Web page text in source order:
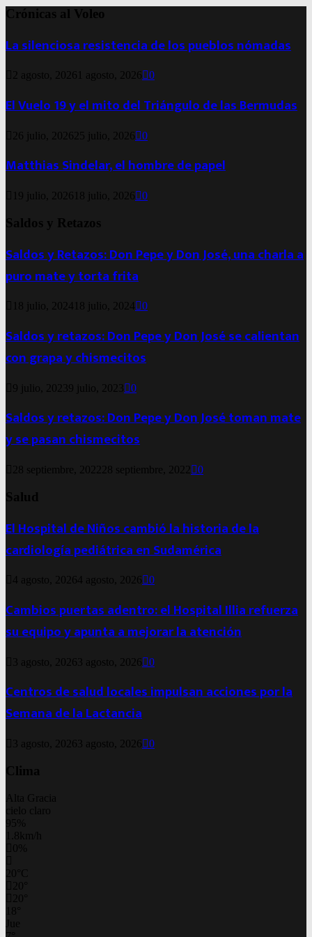
Crónicas al Voleo
La silenciosa resistencia de los pueblos nómadas
2 agosto, 2026 1 agosto, 2026 0
El Vuelo 19 y el mito del Triángulo de las Bermudas
26 julio, 2026 25 julio, 2026 0
Matthias Sindelar, el hombre de papel
19 julio, 2026 18 julio, 2026 0
Saldos y Retazos
Saldos y Retazos: Don Pepe y Don José, una charla a
puro mate y torta frita
18 julio, 2024 18 julio, 2024 0
Saldos y retazos: Don Pepe y Don José se calientan
con grapa y chismecitos
9 julio, 20239 julio, 2023 0
Saldos y retazos: Don Pepe y Don José toman mate
y se pasan chismecitos
28 septiembre, 2022 28 septiembre, 2022 0
Salud
El Hospital de Niños cambió la historia de la
cardiología pediátrica en Sudamérica
4 agosto, 20264 agosto, 2026 0
Cambios puertas adentro: el Hospital Illia refuerza
su equipo y apunta a mejorar la atención
3 agosto, 2026 3 agosto, 2026 0
Centros de salud locales impulsan acciones por la
Semana de la Lactancia
3 agosto, 2026 3 agosto, 2026 0
Clima
Alta Gracia
cielo claro
95%
1.8km/h
0%
20 C
20
20
18
Jue